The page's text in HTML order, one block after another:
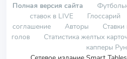
Полная версия сайта
ставок в LIVE
Глоссарий
соглашение
Авторы
голов
Статистика желтых
капперы